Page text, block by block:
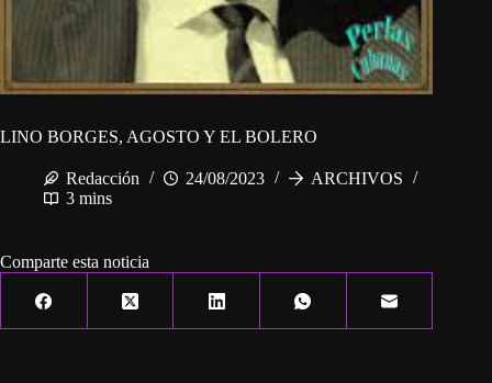
LINO BORGES, AGOSTO Y EL BOLERO
Redacción 24/08/2023
ARCHIVOS
3 mins
Comparte esta noticia